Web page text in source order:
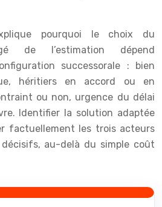
pourquoi le choix du
de l’estimation dépend
successorale : bien
héritiers en accord ou en
ou non, urgence du délai
Identifier la solution adaptée
factuellement les trois acteurs
au-delà du simple coût